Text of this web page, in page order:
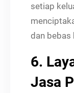
setiap
dan bebas
6.
Jasa